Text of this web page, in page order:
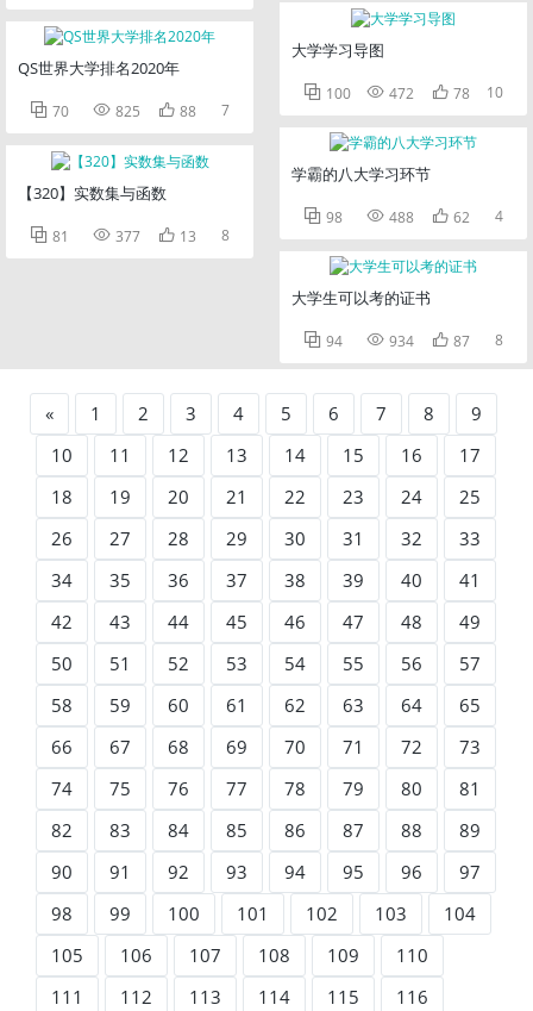
QS世界大学排名2020年
 70  825  88 7
【320】实数集与函数
 81  377  13 8
大学学习导图
 100  472  78 10
学霸的八大学习环节
 98  488  62 4
大学生可以考的证书
 94  934  87 8
« 1 2 3 4 5 6 7 8
9
10
11 12 13 14 15 16
17
18
19 20 21 22 23 24
25
26
27 28 29 30 31 32
33
34
35 36 37 38 39 40
41
42
43 44 45 46 47 48
49
50
51 52 53 54 55 56
57
58
59 60 61 62 63 64
65
66
67 68 69 70 71 72
73
74
75 76 77 78 79 80
81
82
83 84 85 86 87 88
89
90
91 92 93 94 95 96
97
98
99 100 101 102 103
104
105
106 107 108 109
110
111
112 113 114 115
116